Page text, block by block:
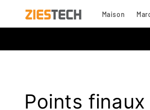
passer
contenu
Maison
C
Points finaux